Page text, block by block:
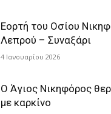
Εορτή του Οσίου
Λεπρού – Συναξάρι
4 Ιανουαρίου 2026
Ο Άγιος Νικηφόρος
με καρκίνο